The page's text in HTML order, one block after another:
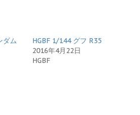
ダム
HGBF 1/144 グフ R35
2016年4月22日
HGBF